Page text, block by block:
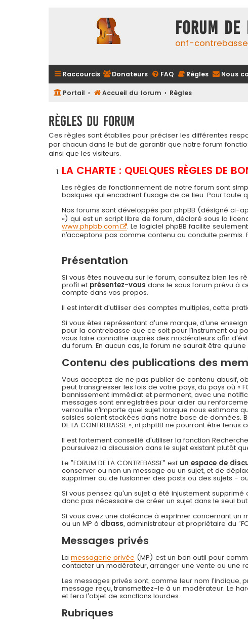
FORUM DE
onf-
Raccourcis Donateurs FAQ Règles Nous
Portail Accueil du forum Règles
Règles du forum
Ces règles sont établies pour préciser les différentes
par chacun dans le but de garantir que notre forum
ainsi que les visiteurs.
LA CHARTE : QUELQUES RÈGLES DE
Les règles de fonctionnement de notre forum sont
basiques qui encadrent l'usage de ce lieu. Pour
Nos forums sont développés par phpBB (désigné ci-
») qui est un script libre de forum, déclaré sous la
www.phpbb.com
. Le logiciel phpBB facilite
n’acceptons pas comme contenu ou conduite
Présentation
Si vous êtes nouveau sur le forum, consultez bien les
profil et présentez-vous dans le sous forum prévu à
compte dans vos propos.
Il est interdit d'utiliser des comptes multiples, cette
Si vous êtes représentant d'une marque, d'une
pour la contrebasse que ce soit pour l’instrument ou
vous faire connaitre auprès des modérateurs afin
du forum. En aucun cas, le forum ne saurait être
Contenu des publications des
Vous acceptez de ne pas publier de contenu abusif,
peut transgresser les lois de votre pays, du pays où «
bannissement immédiat et permanent, avec une
messages sont enregistrées pour aider au
verrouille n’importe quel sujet lorsque nous estimons
saisies soient stockées dans notre base de données.
DE LA CONTREBASSE », ni phpBB ne pourront être
Il est fortement conseillé d'utiliser la fonction
poursuivez la discussion dans le sujet existant plutôt
Le ”FORUM DE LA CONTREBASSE” est un espace de
conserver ou non un message ou un sujet, et de
supprimer ou de fusionner des posts ou des sujets -
Si vous pensez qu'un sujet a été injustement
donc pas nécessaire de créer un sujet dans le seul
Si vous avez une doléance à exprimer concernant un
ou un MP à dbass, administrateur et propriétaire du
Messages privés
Lamessagerie privée (MP) est un bon outil pour
contacter un modérateur, arranger une vente ou une
Les messages privés sont, comme leur nom l'indique,
message reçu, transmettez-le à un modérateur. Le
et fera l'objet de sanctions lourdes.
Rubriques